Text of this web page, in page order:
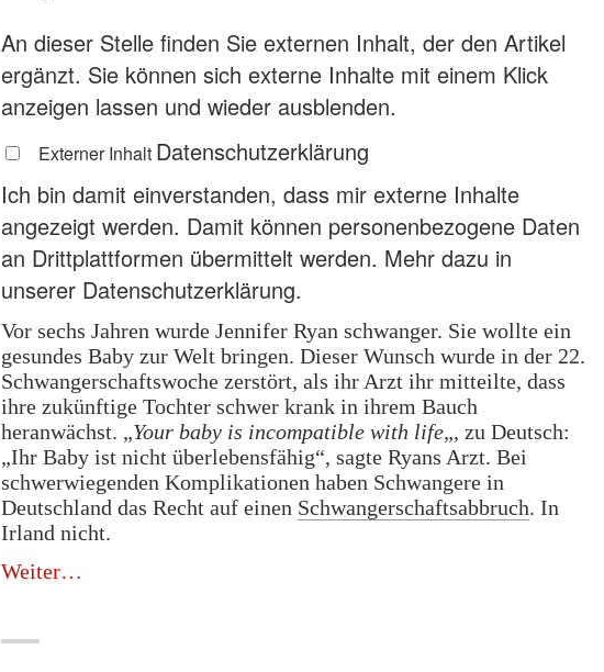
An dieser Stelle finden Sie externen Inhalt, der den Artikel
ergänzt. Sie können sich externe Inhalte mit einem Klick
anzeigen lassen und wieder ausblenden.
Externer Inhalt Datenschutzerklärung
Ich bin damit einverstanden, dass mir externe Inhalte
angezeigt werden. Damit können personenbezogene Daten
an Drittplattformen übermittelt werden. Mehr dazu in
unserer Datenschutzerklärung.
Vor sechs Jahren wurde Jennifer Ryan schwanger. Sie wollte ein
gesundes Baby zur Welt bringen. Dieser Wunsch wurde in der 22.
Schwangerschaftswoche zerstört, als ihr Arzt ihr mitteilte, dass
ihre zukünftige Tochter schwer krank in ihrem Bauch
heranwächst. „Your baby is incompatible with life„, zu Deutsch:
„Ihr Baby ist nicht überlebensfähig“, sagte Ryans Arzt. Bei
schwerwiegenden Komplikationen haben Schwangere in
Deutschland das Recht auf einen Schwangerschaftsabbruch. In
Irland nicht.
Weiter„Es